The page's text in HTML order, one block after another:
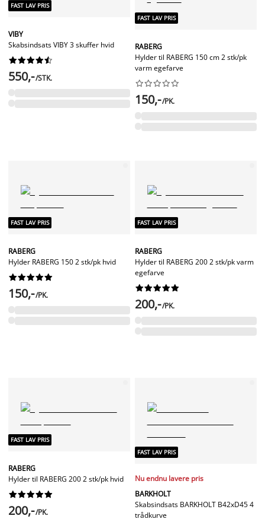
FAST LAV PRIS
VIBY
Skabsindsats VIBY 3 skuffer hvid






550,-/STK.
FAST LAV PRIS
RABERG
Hylder til RABERG 150 cm 2 stk/pk
varm egefarve






150,-/PK.
FAST LAV PRIS
RABERG
Hylder RABERG 150 2 stk/pk hvid






150,-/PK.
FAST LAV PRIS
RABERG
Hylder til RABERG 200 2 stk/pk varm
egefarve






200,-/PK.
FAST LAV PRIS
RABERG
Hylder til RABERG 200 2 stk/pk hvid






200,-/PK.
FAST LAV PRIS
Nu endnu lavere pris
BARKHOLT
Skabsindsats BARKHOLT B42xD45 4
trådkurve